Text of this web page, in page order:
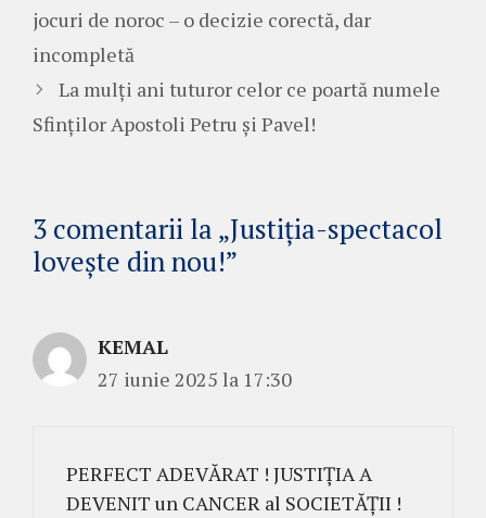
jocuri de noroc – o decizie corectă, dar
incompletă
La mulți ani tuturor celor ce poartă numele
Sfinților Apostoli Petru și Pavel!
3 comentarii la „Justiția-spectacol
lovește din nou!”
KEMAL
27 iunie 2025 la 17:30
PERFECT ADEVĂRAT ! JUSTIȚIA A
DEVENIT un CANCER al SOCIETĂȚII !